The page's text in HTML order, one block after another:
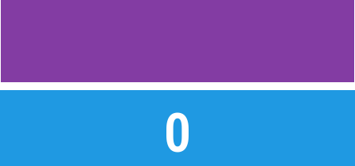
SMK
MUHAMMADIYAH 2
METRO
0